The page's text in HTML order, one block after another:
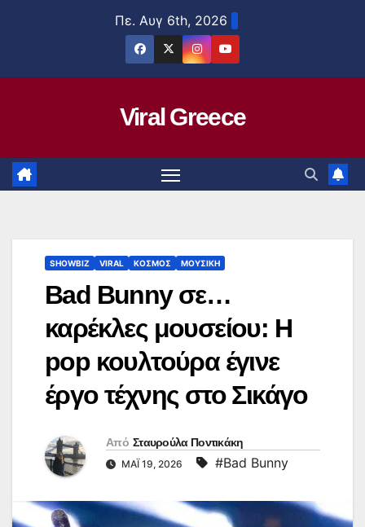
Πε. Αυγ 6th, 2026
Viral Greece
SHOWBIZ VIRAL ΚΟΣΜΟΣ ΜΟΥΣΙΚΗ
Bad Bunny σε…
καρέκλες μουσείου: Η
pop κουλτούρα έγινε
έργο τέχνης στο Σικάγο
Από Σταυρούλα Ποντικάκη
ΜΆΙ 19, 2026 #Bad Bunny